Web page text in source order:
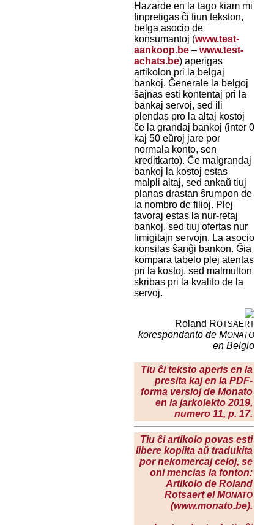
Hazarde en la tago kiam mi
finpretigas ĉi tiun tekston,
belga asocio de
konsumantoj (www.test-
aankoop.be– www.test-
achats.be) aperigas
artikolon pri la belgaj
bankoj. Ĝenerale la belgoj
ŝajnas esti kontentaj pri la
bankaj servoj, sed ili
plendas pro la altaj kostoj
ĉe la grandaj bankoj (inter 0
kaj 50 eŭroj jare por
normala konto, sen
kreditkarto). Ĉe malgrandaj
bankoj la kostoj estas
malpli altaj, sed ankaŭ tiuj
planas drastan ŝrumpon de
la nombro de filioj. Plej
favoraj estas la nur-retaj
bankoj, sed tiuj ofertas nur
limigitajn servojn. La asocio
konsilas ŝanĝi bankon. Ĝia
kompara tabelo plej atentas
pri la kostoj, sed malmulton
skribas pri la kvalito de la
servoj.
Roland ROTSAERT
korespondanto de MONATO
en Belgio
Tiu ĉi teksto aperis en la
presita kaj en la PDF-
forma versioj de Monato
en la jarkolekto 2019,
numero 11, p. 17.
Tiu ĉi artikolo povas esti
libere kopiita aŭ tradukita
por nekomercaj celoj, se
oni mencias la fonton:
Artikolo de Roland
Rotsaert el MONATO
(www.monato.be).